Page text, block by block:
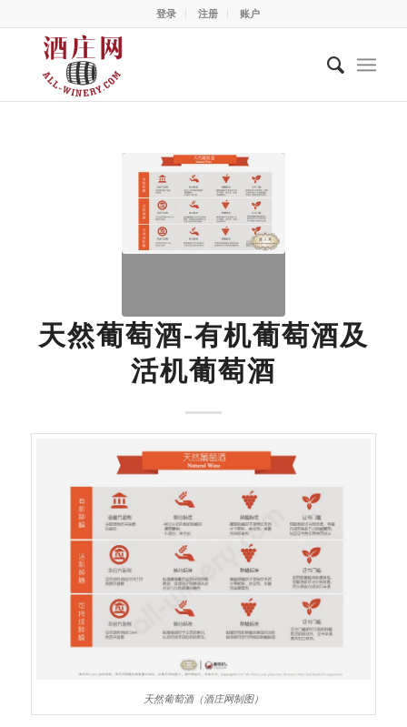
登录 注册 账户
天然葡萄酒-有机葡萄酒及
活机葡萄酒
天然葡萄酒（酒庄网制图）